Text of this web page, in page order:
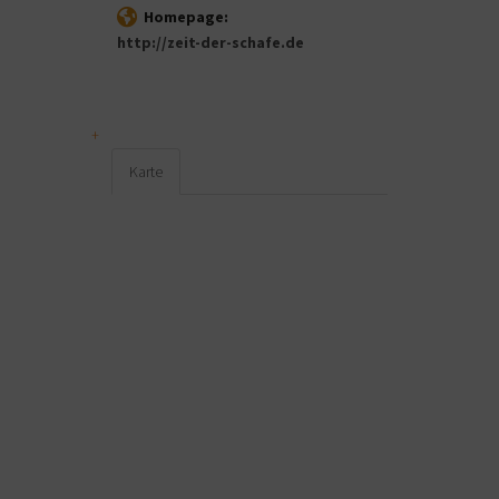
Homepage:
http://zeit-der-schafe.de
Karte